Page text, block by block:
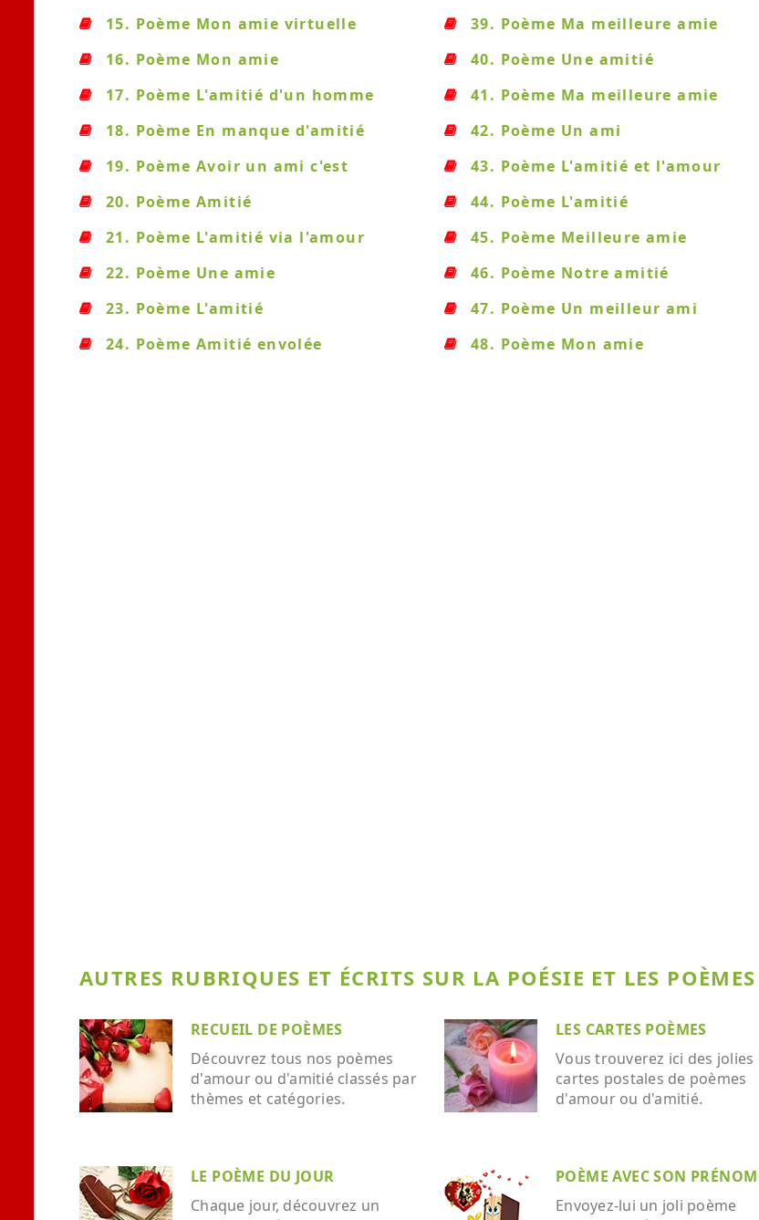
15. Poème Mon amie virtuelle
16. Poème Mon amie
17. Poème L'amitié d'un homme
18. Poème En manque d'amitié
19. Poème Avoir un ami c'est
20. Poème Amitié
21. Poème L'amitié via l'amour
22. Poème Une amie
23. Poème L'amitié
24. Poème Amitié envolée
39. Poème Ma meilleure amie
40. Poème Une amitié
41. Poème Ma meilleure amie
42. Poème Un ami
43. Poème L'amitié et l'amour
44. Poème L'amitié
45. Poème Meilleure amie
46. Poème Notre amitié
47. Poème Un meilleur ami
48. Poème Mon amie
AUTRES RUBRIQUES ET ÉCRITS SUR LA POÉSIE ET LES POÈMES
RECUEIL DE POÈMES
Découvrez tous nos poèmes
d'amour ou d'amitié classés par
thèmes et catégories.
LES CARTES POÈMES
Vous trouverez ici des jolies
cartes postales de poèmes
d'amour ou d'amitié.
LE POÈME DU JOUR
Chaque jour, découvrez un
POÈME AVEC SON PRÉNOM
Envoyez-lui un joli poème